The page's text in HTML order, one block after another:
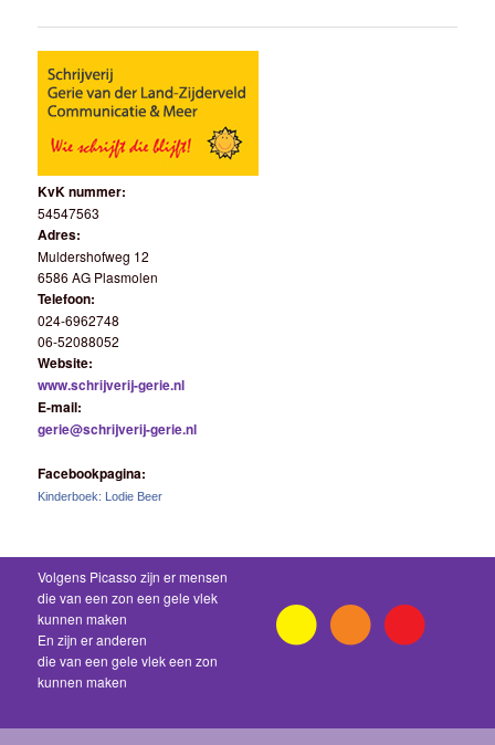
KvK nummer:
54547563
Adres:
Muldershofweg 12
6586 AG Plasmolen
Telefoon:
024-6962748
06-52088052
Website:
www.schrijverij-gerie.nl
E-mail:
gerie@schrijverij-gerie.nl
Facebookpagina:
Kinderboek: Lodie Beer
Volgens Picasso zijn er mensen
die van een zon een gele vlek
kunnen maken
En zijn er anderen
die van een gele vlek een zon
kunnen maken